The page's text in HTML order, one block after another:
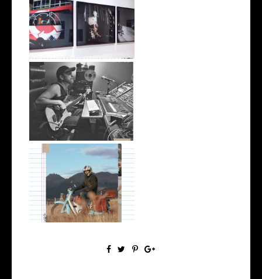
30 Fotogramas, mil imágenes
Juanjo Velásquez, del solar
Pablo Imhoff, Diarios de
Motociclet...